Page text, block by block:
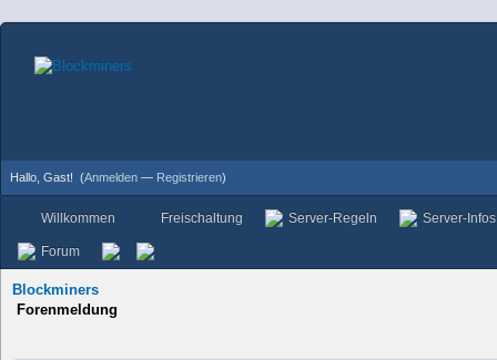
Hallo, Gast! (Anmelden — Registrieren)
Willkommen Freischaltung Server-Regeln Server-Infos
Forum
Blockminers
Forenmeldung